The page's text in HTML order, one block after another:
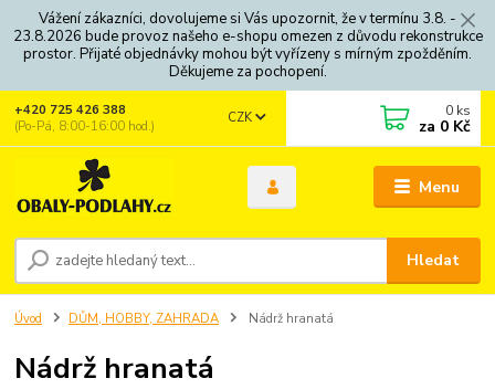
Vážení zákazníci, dovolujeme si Vás upozornit, že v termínu 3.8. -
23.8.2026 bude provoz našeho e-shopu omezen z důvodu rekonstrukce
prostor. Přijaté objednávky mohou být vyřízeny s mírným zpožděním.
Děkujeme za pochopení.
Menu
CZK
Hledat
+420 725 426 388
(Po-Pá, 8:00-16:00 hod.)
0 ks
za 0 Kč
Úvod DŮM, HOBBY, ZAHRADA Nádrž hranatá
Nádrž hranatá